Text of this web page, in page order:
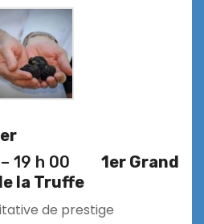
– 19 h 00
1er Grand
la Truffe
de prestige